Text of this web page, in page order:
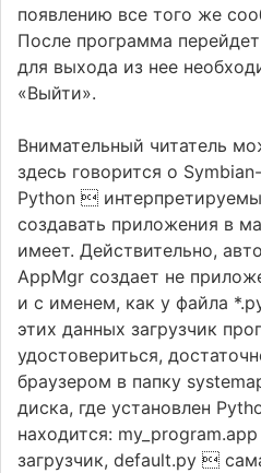
появлению все того же
После программа
для выхода из нее
«Выйти».
Внимательный читатель
здесь говорится о
Python 
создавать приложения в
имеет. Действительно,
AppMgr создает не
и с именем, как у файла
этих данных загрузчик
удостовериться,
браузером в папку
диска, где установлен
находится:
загрузчик, default.py 